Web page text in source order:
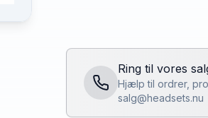
Ring til vores
Hjælp til ordrer,
salg@headsets.nu